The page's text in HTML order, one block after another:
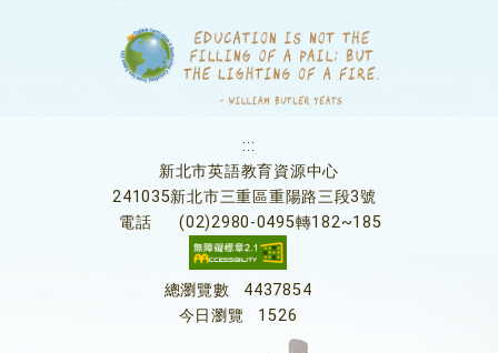
:::
新北市英語教育資源中心
241035新北市三重區重陽路三段3號
電話
(02)2980-0495轉182~185
總瀏覽數
4437854
今日瀏覽
1526